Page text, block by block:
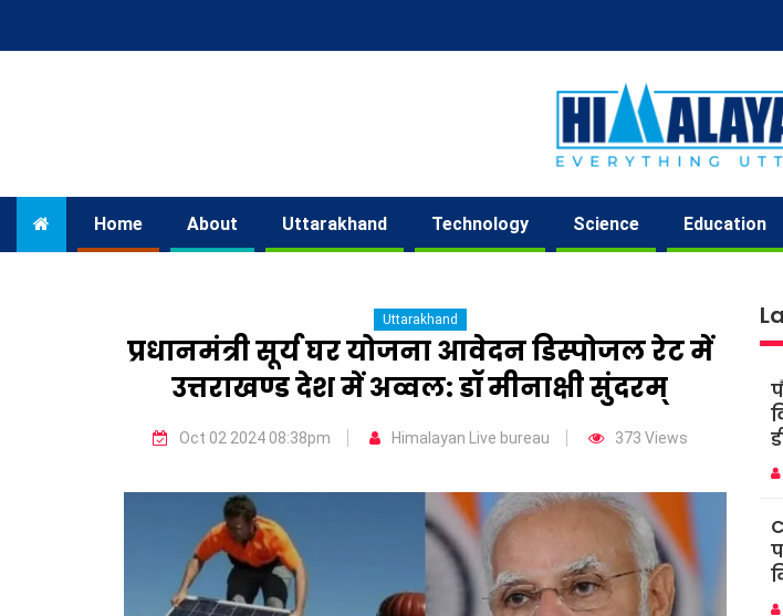
Home About Uttarakhand Technology Science Education
Uttarakhand
प्रधानमंत्री सूर्य घर योजना आवेदन डिस्पोजल रेट में
उत्तराखण्ड देश में अव्वल: डॉ मीनाक्षी सुंदरम्
Oct 02 2024 08:38pm Himalayan Live bureau 373 Views